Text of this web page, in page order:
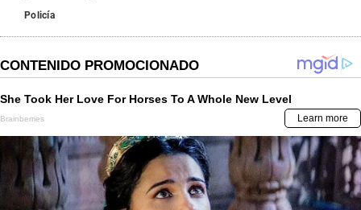
Policía